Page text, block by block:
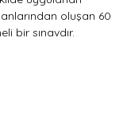
oluşan 60
bir sınavdır.